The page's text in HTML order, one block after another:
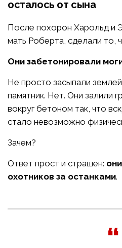
осталось от сына
После похорон Харольд и
мать Роберта, сделали то,
Они забетонировали
Не просто засыпали
памятник. Нет. Они залили
вокруг бетоном так, что
стало невозможно
Зачем?
Ответ прост и страшен:
охотников за останками.